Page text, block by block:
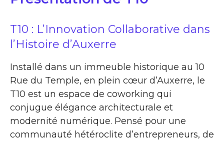
T10 : L’Innovation Collaborative dans
l’Histoire d’Auxerre
Installé dans un immeuble historique au 10
Rue du Temple, en plein cœur d’Auxerre, le
T10 est un espace de coworking qui
conjugue élégance architecturale et
modernité numérique. Pensé pour une
communauté hétéroclite d’entrepreneurs, de